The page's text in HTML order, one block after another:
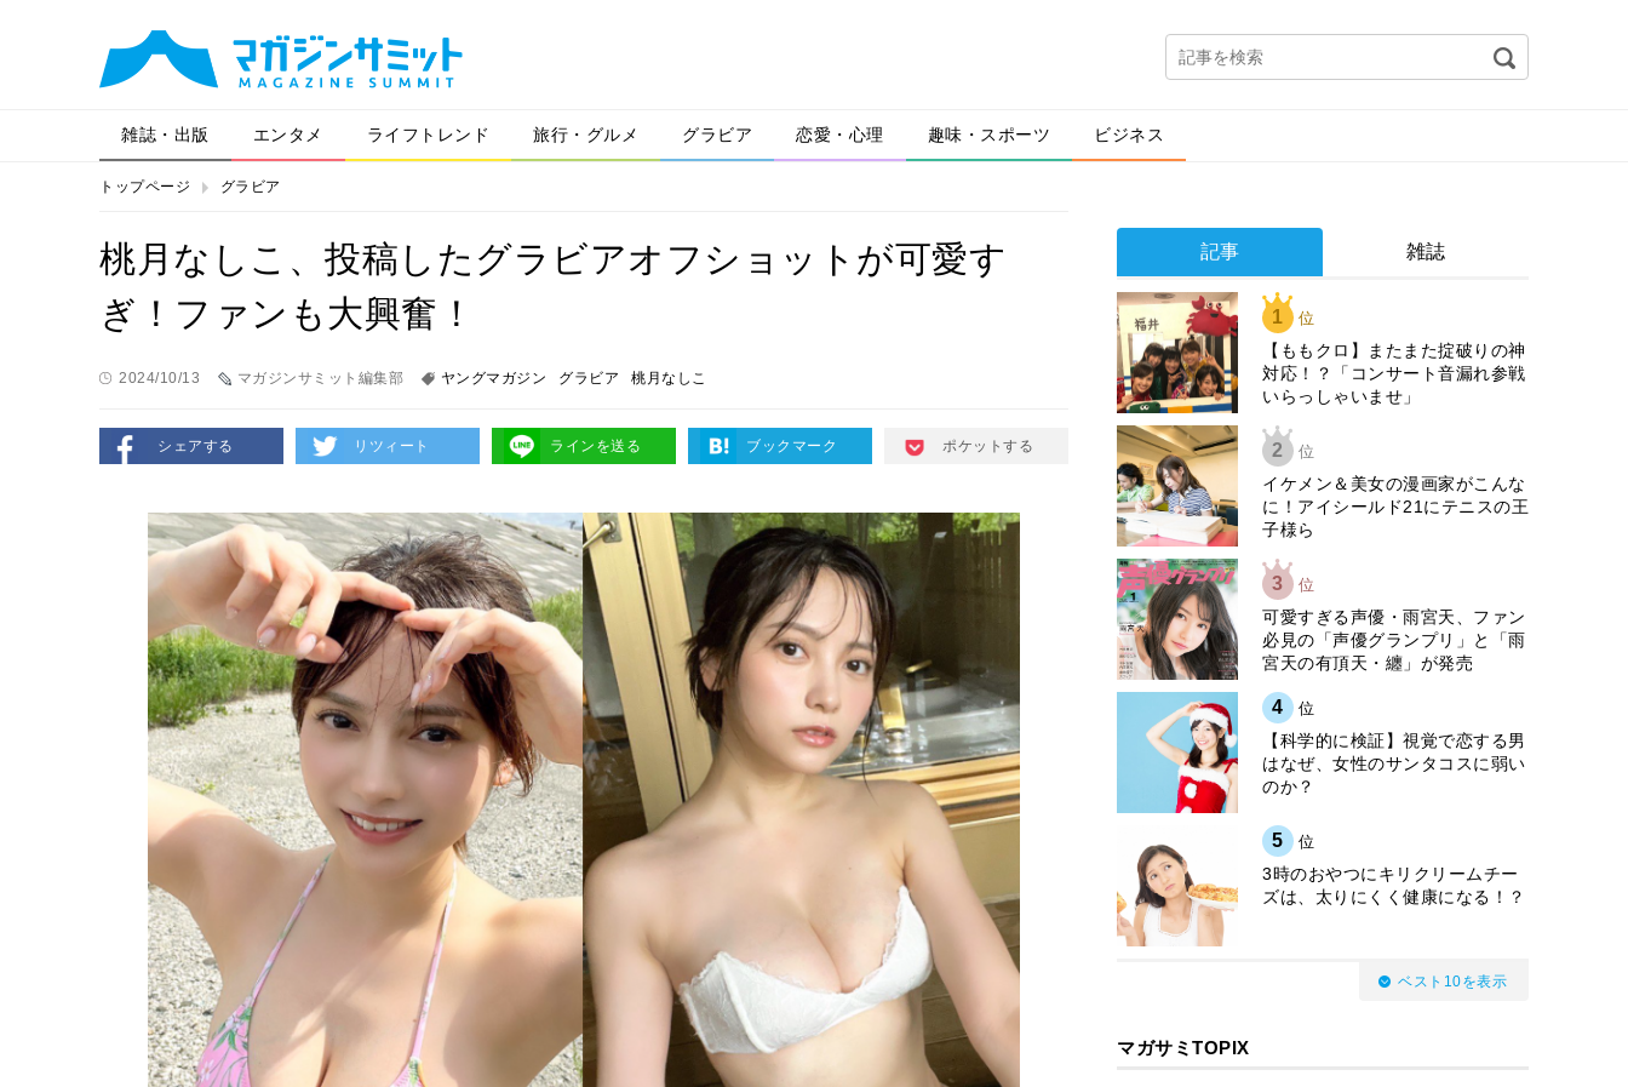
雑誌・出版 エンタメ ライフトレンド 旅行・グルメ グラビア 恋愛・心理 趣味・スポーツ ビジネス
トップページ グラビア
桃月なしこ、投稿したグラビアオフショットが可愛す
ぎ！ファンも大興奮！
2024/10/13 マガジンサミット編集部 ヤングマガジン グラビア 桃月なしこ
シェアする リツィート ラインを送る ブックマーク ポケットする
記事 雑誌
1 位
【ももクロ】またまた掟破りの神
対応！？「コンサート音漏れ参戦
いらっしゃいませ」
2 位
イケメン＆美女の漫画家がこんな
に！アイシールド21にテニスの王
子様ら
3 位
可愛すぎる声優・雨宮天、ファン
必見の「声優グランプリ」と「雨
宮天の有頂天・纏」が発売
4 位
【科学的に検証】視覚で恋する男
はなぜ、女性のサンタコスに弱い
のか？
5 位
3時のおやつにキリクリームチー
ズは、太りにくく健康になる！？
ベスト10を表示
マガサミTOPIX